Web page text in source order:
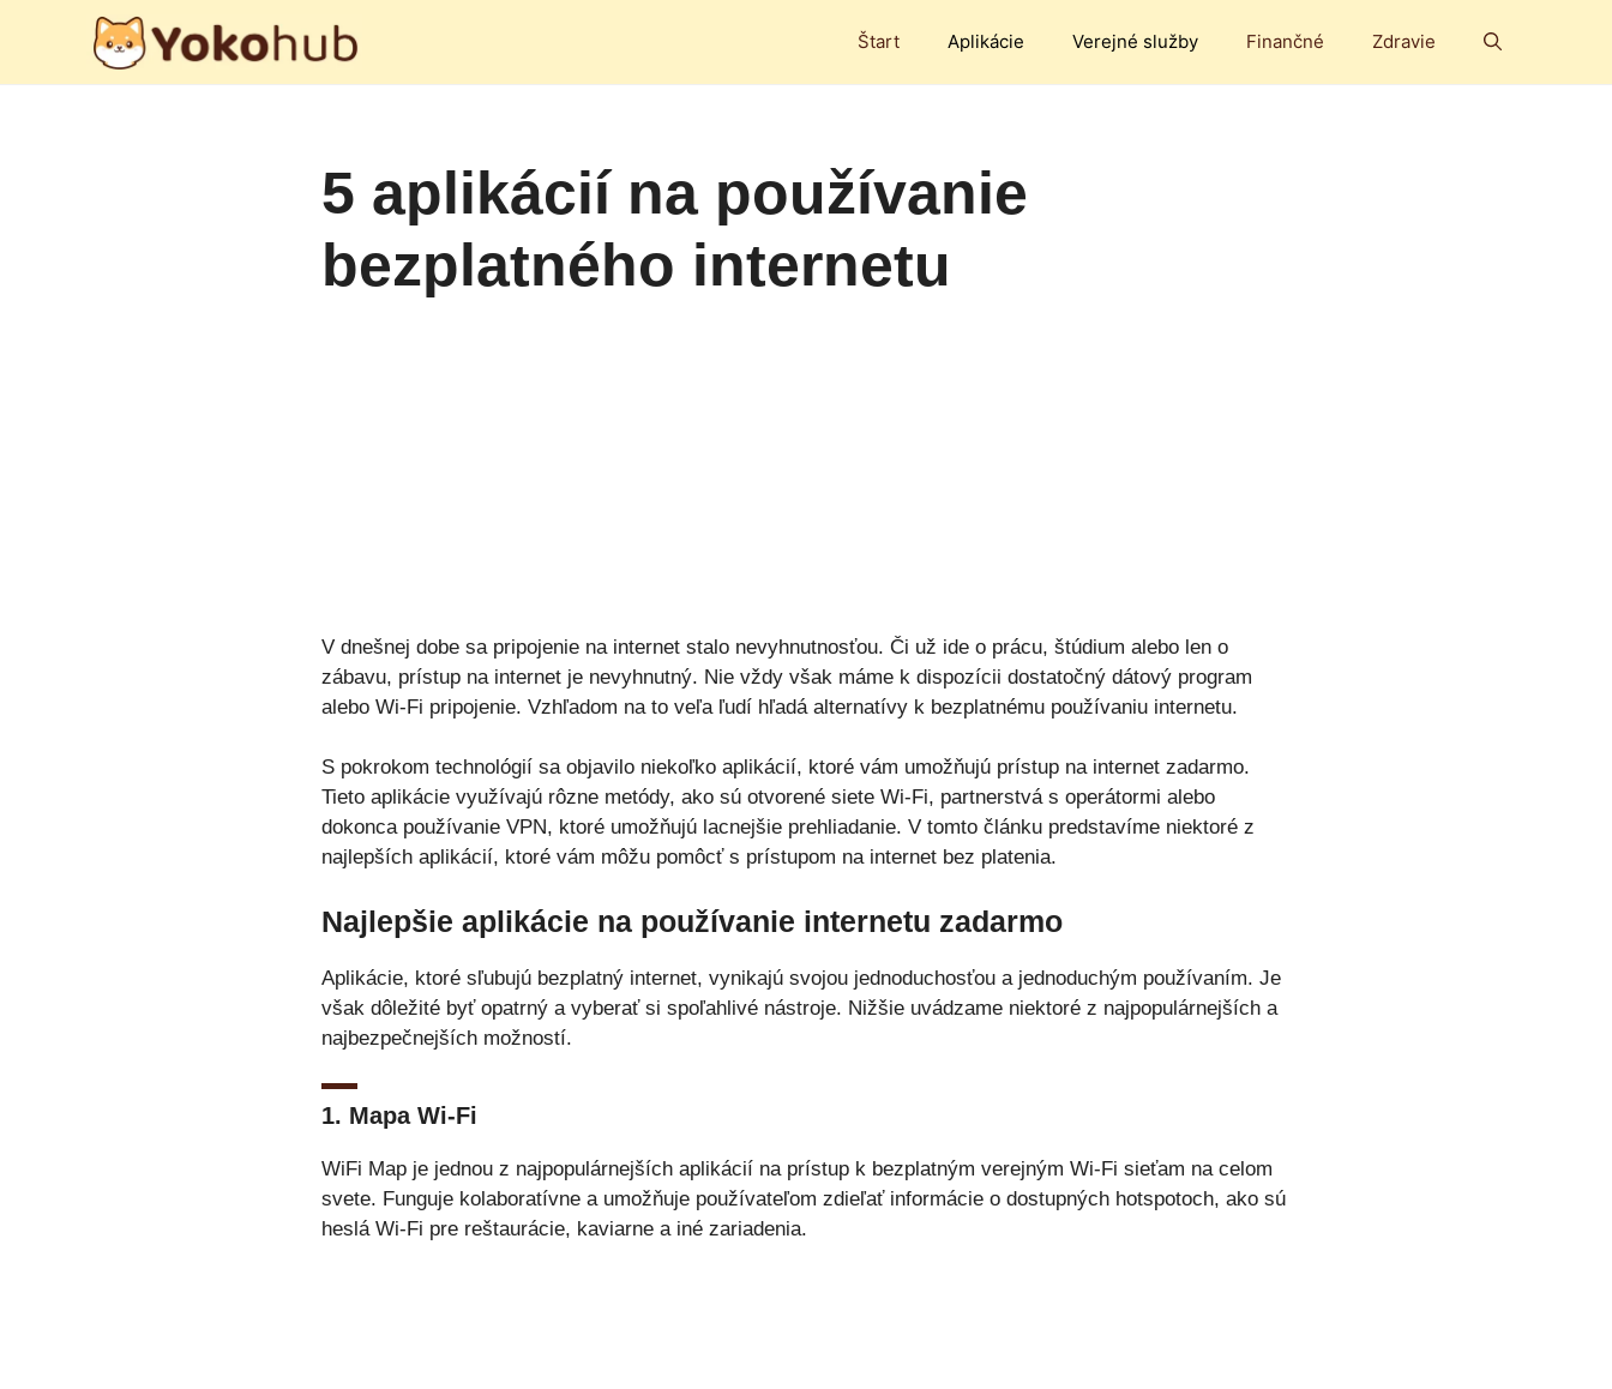
Štart Aplikácie Verejné služby Finančné Zdravie
5 aplikácií na používanie
bezplatného internetu
V dnešnej dobe sa pripojenie na internet stalo nevyhnutnosťou. Či už ide o prácu, štúdium alebo len o
zábavu, prístup na internet je nevyhnutný. Nie vždy však máme k dispozícii dostatočný dátový program
alebo Wi-Fi pripojenie. Vzhľadom na to veľa ľudí hľadá alternatívy k bezplatnému používaniu internetu.
S pokrokom technológií sa objavilo niekoľko aplikácií, ktoré vám umožňujú prístup na internet zadarmo.
Tieto aplikácie využívajú rôzne metódy, ako sú otvorené siete Wi-Fi, partnerstvá s operátormi alebo
dokonca používanie VPN, ktoré umožňujú lacnejšie prehliadanie. V tomto článku predstavíme niektoré z
najlepších aplikácií, ktoré vám môžu pomôcť s prístupom na internet bez platenia.
Najlepšie aplikácie na používanie internetu zadarmo
Aplikácie, ktoré sľubujú bezplatný internet, vynikajú svojou jednoduchosťou a jednoduchým používaním. Je
však dôležité byť opatrný a vyberať si spoľahlivé nástroje. Nižšie uvádzame niektoré z najpopulárnejších a
najbezpečnejších možností.
1. Mapa Wi-Fi
WiFi Map je jednou z najpopulárnejších aplikácií na prístup k bezplatným verejným Wi-Fi sieťam na celom
svete. Funguje kolaboratívne a umožňuje používateľom zdieľať informácie o dostupných hotspotoch, ako sú
heslá Wi-Fi pre reštaurácie, kaviarne a iné zariadenia.